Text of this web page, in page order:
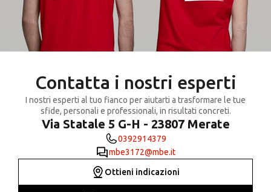
Contatta i nostri esperti
I nostri esperti al tuo fianco per aiutarti a trasformare le tue
sfide, personali e professionali, in risultati concreti.
Via Statale 5 G-H - 23807 Merate
0392914379
mbe3172@mbe.it
Ottieni indicazioni